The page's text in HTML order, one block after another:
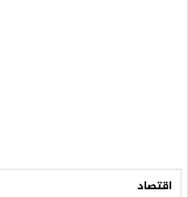
اقتصاد